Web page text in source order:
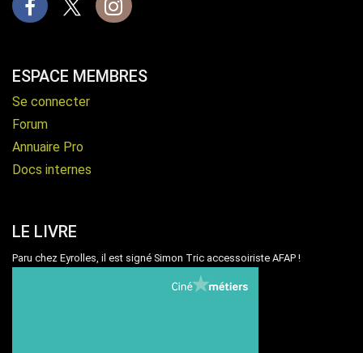
ESPACE MEMBRES
Se connecter
Forum
Annuaire Pro
Docs internes
LE LIVRE
Paru chez Eyrolles, il est signé Simon Tric accessoiriste AFAP !